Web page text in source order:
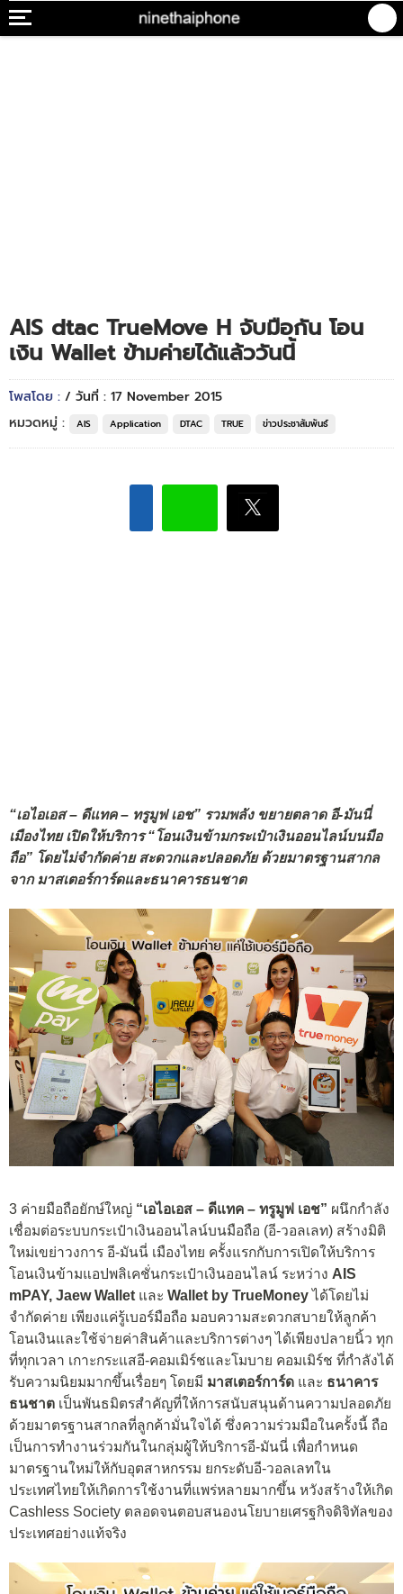
AIS dtac TrueMove H จับมือกัน โอน
เงิน Wallet ข้ามค่ายได้แล้ววันนี้
โพสโดย : / วันที่ : 17 November 2015
หมวดหมู่ :
AIS Application DTAC TRUE ข่าวประชาสัมพันธ์
“เอไอเอส – ดีแทค – ทรูมูฟ เอช” รวมพลัง ขยายตลาด อี-มันนี่
เมืองไทย เปิดให้บริการ “โอนเงินข้ามกระเป๋าเงินออนไลน์บนมือ
ถือ” โดยไม่จำกัดค่าย สะดวกและปลอดภัย ด้วยมาตรฐานสากล
จาก มาสเตอร์การ์ดและธนาคารธนชาต
3 ค่ายมือถือยักษ์ใหญ่ “เอไอเอส – ดีแทค – ทรูมูฟ เอช” ผนึกกำลัง
เชื่อมต่อระบบกระเป๋าเงินออนไลน์บนมือถือ (อี-วอลเลท) สร้างมิติ
ใหม่เขย่าวงการ อี-มันนี่ เมืองไทย ครั้งแรกกับการเปิดให้บริการ
โอนเงินข้ามแอปพลิเคชั่นกระเป๋าเงินออนไลน์ ระหว่าง AIS
mPAY, Jaew Wallet และ Wallet by TrueMoneyได้โดยไม่
จำกัดค่าย เพียงแค่รู้เบอร์มือถือ มอบความสะดวกสบายให้ลูกค้า
โอนเงินและใช้จ่ายค่าสินค้าและบริการต่างๆ ได้เพียงปลายนิ้ว ทุก
ที่ทุกเวลา เกาะกระแสอี-คอมเมิร์ชและโมบาย คอมเมิร์ช ที่กำลังได้
รับความนิยมมากขึ้นเรื่อยๆ โดยมี มาสเตอร์การ์ด และ ธนาคาร
ธนชาต เป็นพันธมิตรสำคัญที่ให้การสนับสนุนด้านความปลอดภัย
ด้วยมาตรฐานสากลที่ลูกค้ามั่นใจได้ ซึ่งความร่วมมือในครั้งนี้ ถือ
เป็นการทำงานร่วมกันในกลุ่มผู้ให้บริการอี-มันนี่ เพื่อกำหนด
มาตรฐานใหม่ให้กับอุตสาหกรรม ยกระดับอี-วอลเลทใน
ประเทศไทยให้เกิดการใช้งานที่แพร่หลายมากขึ้น หวังสร้างให้เกิด
Cashless Society ตลอดจนตอบสนองนโยบายเศรฐกิจดิจิทัลของ
ประเทศอย่างแท้จริง